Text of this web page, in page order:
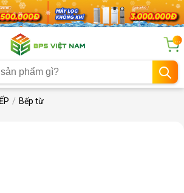
...
Bếp từ